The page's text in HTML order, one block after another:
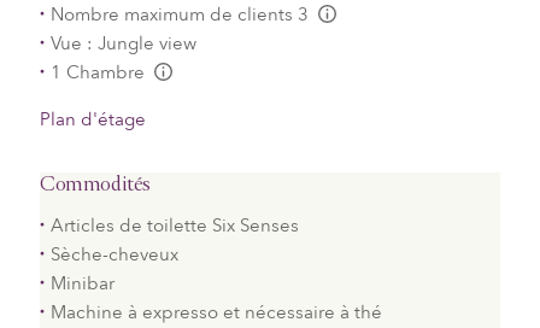
Nombre maximum de clients 3
Vue : Jungle view
1 Chambre
Plan d'étage
Commodités
Articles de toilette Six Senses
Sèche-cheveux
Minibar
Machine à expresso et nécessaire à thé